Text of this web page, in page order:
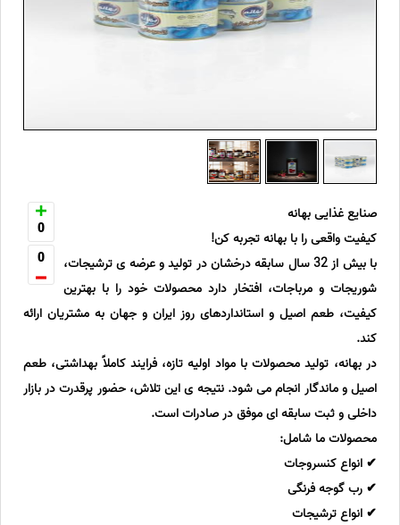
0
0
صنایع غذایی بهانه
کیفیت واقعی را با بهانه تجربه کن!
با بیش از 32 سال سابقه درخشان در تولید و عرضه ی ترشیجات،
شوریجات و مرباجات، افتخار دارد محصولات خود را با بهترین
کیفیت، طعم اصیل و استانداردهای روز ایران و جهان به مشتریان ارائه
کند.
در بهانه، تولید محصولات با مواد اولیه تازه، فرایند کاملاً بهداشتی، طعم
اصیل و ماندگار انجام می شود. نتیجه ی این تلاش، حضور پرقدرت در بازار
داخلی و ثبت سابقه ای موفق در صادرات است.
محصولات ما شامل:
✔ انواع کنسروجات
✔ رب گوجه فرنگی
✔ انواع ترشیجات